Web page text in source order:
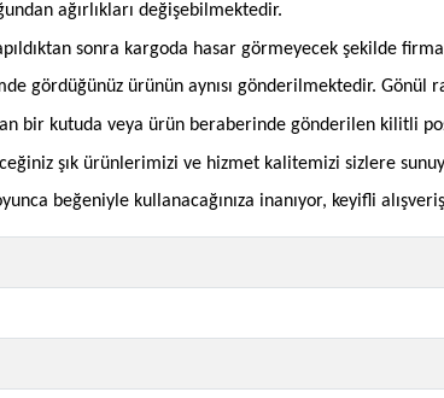
ağırlıkları değişebilmektedir.
sonra kargoda hasar görmeyecek şekilde
gördüğünüz ürünün aynısı gönderilmektedir. Gönül
bir kutuda veya ürün beraberinde gönderilen kilitli
şık ürünlerimizi ve hizmet kalitemizi sizlere
beğeniyle kullanacağınıza inanıyor, keyifli